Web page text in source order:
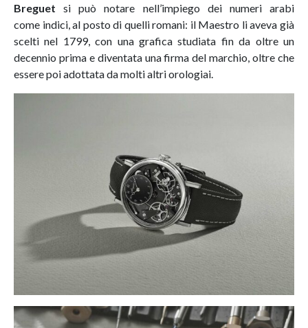
Breguet si può notare nell’impiego dei numeri arabi
come indici, al posto di quelli romani: il Maestro li aveva già
scelti nel 1799, con una grafica studiata fin da oltre un
decennio prima e diventata una firma del marchio, oltre che
essere poi adottata da molti altri orologiai.